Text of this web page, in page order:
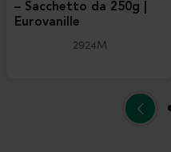
– Sacchetto da 250g |
Eurovanille
2924M